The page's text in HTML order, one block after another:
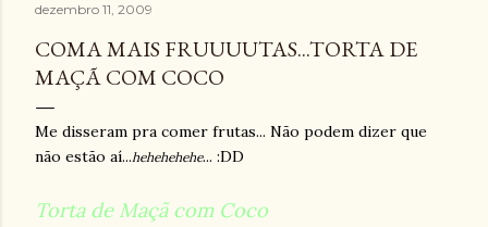
dezembro 11, 2009
COMA MAIS FRUUUUTAS...TORTA DE
MAÇÃ COM COCO
Me disseram pra comer frutas... Não podem dizer que
não estão aí...hehehehehe... :DD
Torta de Maçã com Coco